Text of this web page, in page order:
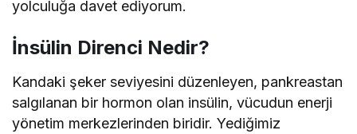
yolculuğa davet ediyorum.
İnsülin Direnci Nedir?
Kandaki şeker seviyesini düzenleyen, pankreastan
salgılanan bir hormon olan insülin, vücudun enerji
yönetim merkezlerinden biridir. Yediğimiz